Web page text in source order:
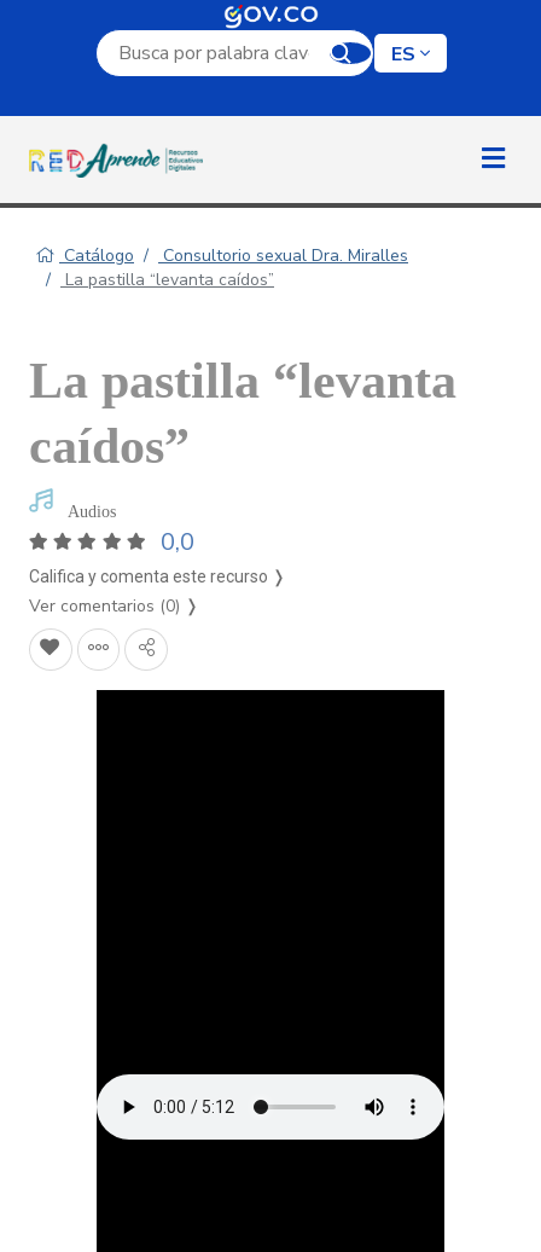
Campo de búsqueda por palabra clave
ES
Catálogo
Consultorio sexual Dra. Miralles
La pastilla “levanta caídos”
La pastilla “levanta
caídos”
Audios
0,0
Califica y comenta este recurso ❭
Ver comentarios (0) ❭